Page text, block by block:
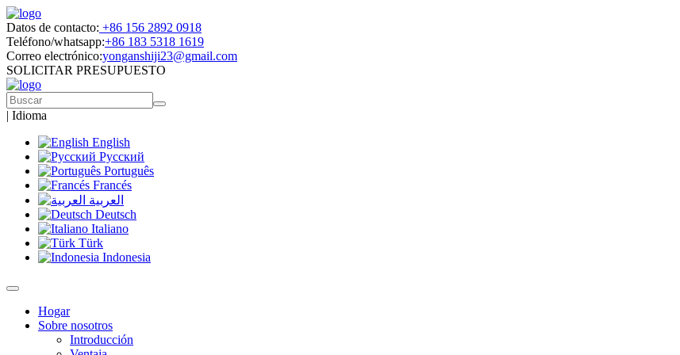
Datos de contacto: +86 156 2892 0918
Teléfono/whatsapp:+86 183 5318 1619
Correo electrónico:yonganshiji23@gmail.com
SOLICITAR PRESUPUESTO
| Idioma
English
Русский
Português
Francés
العربية
Deutsch
Italiano
Türk
Indonesia
Hogar
Sobre nosotros
Introducción